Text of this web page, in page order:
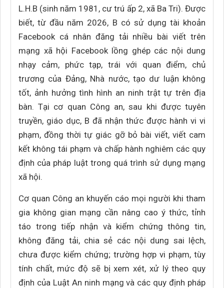
L.H.B (sinh năm 1981, cư trú ấp 2, xã Ba Tri). Được
biết, từ đầu năm 2026, B có sử dụng tài khoản
Facebook cá nhân đăng tải nhiều bài viết trên
mạng xã hội Facebook lồng ghép các nội dung
nhạy cảm, phức tạp, trái với quan điểm, chủ
trương của Đảng, Nhà nước, tạo dư luận không
tốt, ảnh hưởng tình hình an ninh trật tự trên địa
bàn. Tại cơ quan Công an, sau khi được tuyên
truyền, giáo dục, B đã nhận thức được hành vi vi
phạm, đồng thời tự giác gỡ bỏ bài viết, viết cam
kết không tái phạm và chấp hành nghiêm các quy
định của pháp luật trong quá trình sử dụng mạng
xã hội.
Cơ quan Công an khuyến cáo mọi người khi tham
gia không gian mạng cần nâng cao ý thức, tỉnh
táo trong tiếp nhận và kiểm chứng thông tin,
không đăng tải, chia sẻ các nội dung sai lệch,
chưa được kiểm chứng; trường hợp vi phạm, tùy
tính chất, mức độ sẽ bị xem xét, xử lý theo quy
định của Luật An ninh mạng và các quy định pháp